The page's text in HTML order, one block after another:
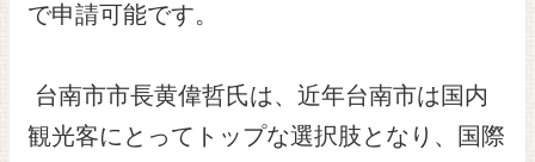
で申請可能です。
台南市市長黄偉哲氏は、近年台南市は国内
観光客にとってトップな選択肢となり、国際